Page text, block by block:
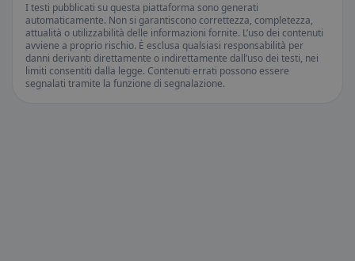
I testi pubblicati su questa piattaforma sono generati
automaticamente. Non si garantiscono correttezza, completezza,
attualità o utilizzabilità delle informazioni fornite. L’uso dei contenuti
avviene a proprio rischio. È esclusa qualsiasi responsabilità per
danni derivanti direttamente o indirettamente dall’uso dei testi, nei
limiti consentiti dalla legge. Contenuti errati possono essere
segnalati tramite la funzione di segnalazione.